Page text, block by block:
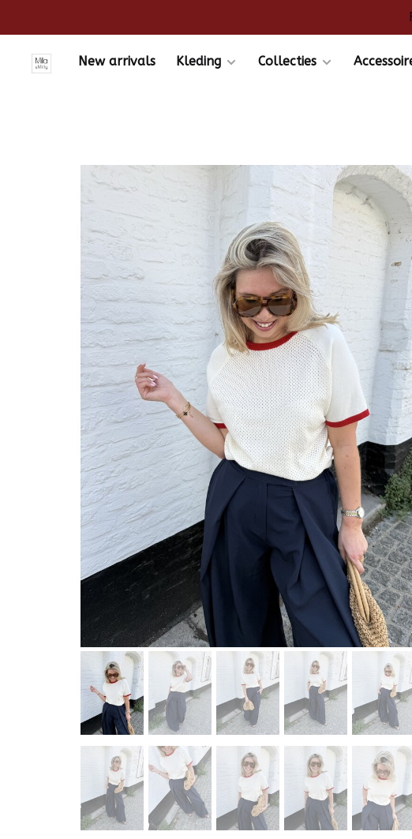
New arrivals Kleding Collecties